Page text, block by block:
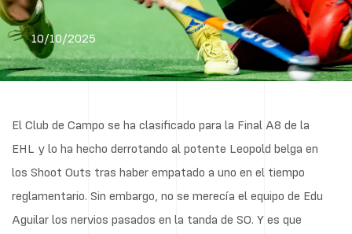
10/10/2025
El Club de Campo se ha clasificado para la Final A8 de la
EHL y lo ha hecho derrotando al potente Leopold belga en
los Shoot Outs tras haber empatado a uno en el tiempo
reglamentario. Sin embargo, no se merecía el equipo de Edu
Aguilar los nervios pasados en la tanda de SO. Y es que